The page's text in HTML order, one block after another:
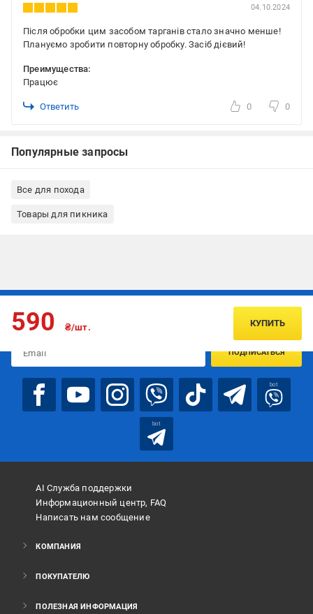
04.10.2024
Після обробки цим засобом тарганів стало значно менше!
Плануємо зробити повторну обробку. Засіб дієвий!
Преимущества:
Працює
Ответить 0 0
Популярные запросы
Все для похода
Товары для пикника
590 ₴/шт. КУПИТЬ
Подписывайтесь, чтобы узнавать первым об акцияx и
ПОДПИСАТЬСЯ
bot
bot
AI Служба поддержки
Информационный центр, FAQ
Написать нам сообщение
КОМПАНИЯ
ПОКУПАТЕЛЮ
ПОЛЕЗНАЯ ИНФОРМАЦИЯ